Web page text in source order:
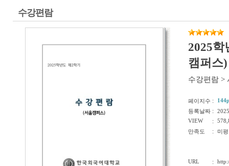
수강편람
2025학
캠퍼스)
수강편람 >
페이지수 :
등록날짜 :
VIEW
:
만족도
: 미
URL :